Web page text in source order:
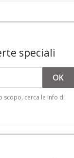
speciali
scopo, cerca le info di